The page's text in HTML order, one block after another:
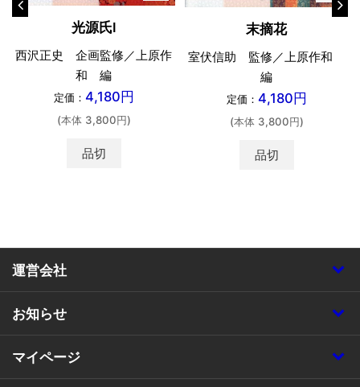
光源氏Ⅰ
西沢正史 企画監修／上原作
和 編
定価： 4,180円
(本体 3,800円)
品切
末摘花
室伏信助 監修／上原作和
編
定価： 4,180円
(本体 3,800円)
品切
運営会社
お知らせ
マイページ